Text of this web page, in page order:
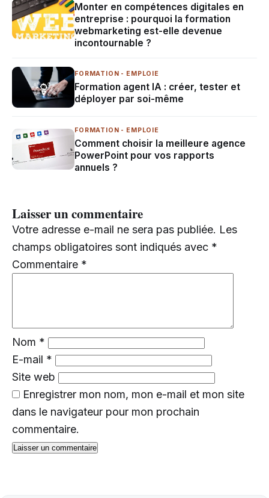
Monter en compétences digitales en
entreprise : pourquoi la formation
webmarketing est-elle devenue
incontournable ?
FORMATION - EMPLOIE
Formation agent IA : créer, tester et
déployer par soi-même
FORMATION - EMPLOIE
Comment choisir la meilleure agence
PowerPoint pour vos rapports
annuels ?
Laisser un commentaire
Votre adresse e-mail ne sera pas publiée. Les
champs obligatoires sont indiqués avec *
Commentaire *
Nom *
E-mail *
Site web
Enregistrer mon nom, mon e-mail et mon site
dans le navigateur pour mon prochain
commentaire.